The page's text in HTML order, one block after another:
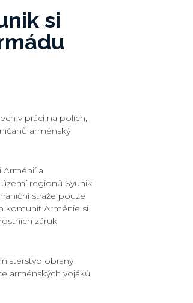
si
v práci na polích,
arménský
Arménií a
regionů Syunik
stráže pouze
komunit Arménie si
záruk
obrany
arménských vojáků